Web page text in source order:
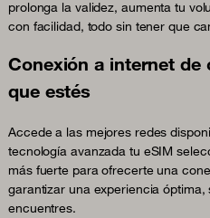
prolonga la validez, aumenta tu
con facilidad, todo sin tener que
Conexión a internet de
que estés
Accede a las mejores redes
tecnología avanzada tu eSIM
más fuerte para ofrecerte una
garantizar una experiencia
encuentres.